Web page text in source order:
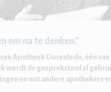
om na te denken.”
Apotheek Dorestede, één
wordt de gesprekstool al
en wat andere apothekers